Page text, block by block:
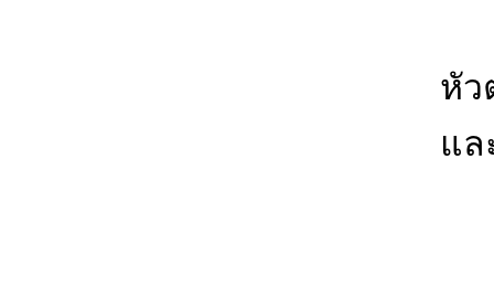
หัว
แล